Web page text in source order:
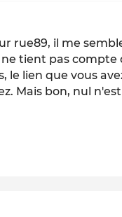
rue89, il me
tient pas compte
le lien que vous
Mais bon, nul